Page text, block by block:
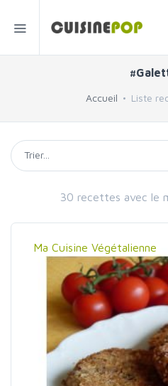
Accueil Liste
30 recettes avec le
Ma Cuisine Végétalienne